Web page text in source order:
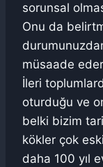
sorunsal
Onu da
müsaade
İleri
oturduğu ve
belki bizim
kökler çok
daha 100 yıl